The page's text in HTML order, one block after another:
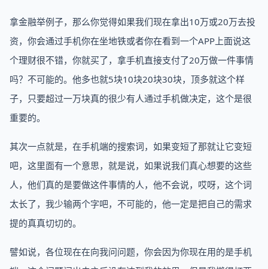
拿金融举例子，那么你觉得如果我们现在拿出10万或20万去投
资，你会通过手机你在坐地铁或者你在看到一个APP上面说这
个理财很不错，你就买了，拿手机直接支付了20万做一件事情
吗？不可能的。他多也就5块10块20块30块，顶多就这个样
子，只要超过一万块真的很少有人通过手机做决定，这个是很
重要的。
其次一点就是，在手机端的搜索词，如果变短了那就让它变短
吧，这里面有一个意思，就是说，如果说我们真心想要的这些
人，他们真的是要做这件事情的人，他不会说，哎呀，这个词
太长了，我少输两个字吧，不可能的，他一定是把自己的需求
提的真真切切的。
譬如说，各位现在在向我问问题，你会因为你现在用的是手机